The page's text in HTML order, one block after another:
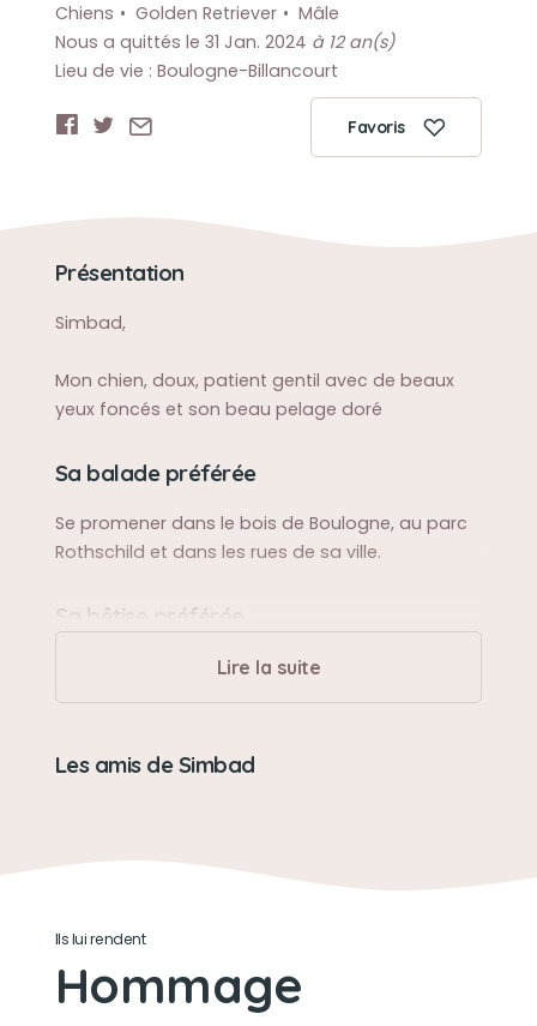
Chiens Golden Retriever
Mâle
Nous a quittés le 31 Jan. 2024 à 12 an(s)
Lieu de vie : Boulogne-Billancourt
Favoris
Présentation
Simbad,
Mon chien, doux, patient gentil avec de beaux
yeux foncés et son beau pelage doré
Sa balade préférée
Se promener dans le bois de Boulogne, au parc
Rothschild et dans les rues de sa ville.
Sa bêtise préférée
Fouiller dans la poubelle et déchirer ses doudous
Doux
Patient
Aimant
Intelligent
Lire la suite
Les amis de Simbad
Ils lui rendent
Hommage